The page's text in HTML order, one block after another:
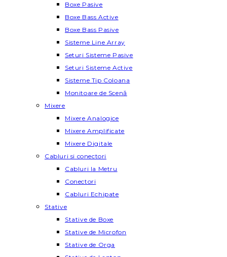
Boxe Pasive
Boxe Bass Active
Boxe Bass Pasive
Sisteme Line Array
Seturi Sisteme Pasive
Seturi Sisteme Active
Sisteme Tip Coloana
Monitoare de Scenă
Mixere
Mixere Analogice
Mixere Amplificate
Mixere Digitale
Cabluri si conectori
Cabluri la Metru
Conectori
Cabluri Echipate
Stative
Stative de Boxe
Stative de Microfon
Stative de Orga